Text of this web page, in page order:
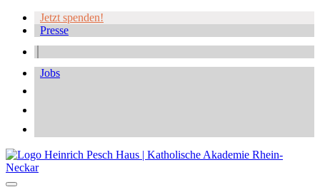
Jetzt spenden!
Presse
Jobs